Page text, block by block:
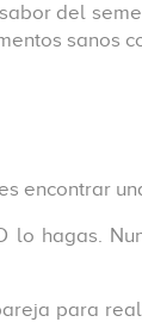
del
sanos
encontrar
lo hagas.
para